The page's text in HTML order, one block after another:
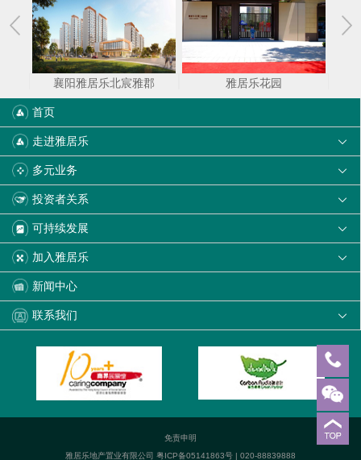
襄阳雅居乐北宸雅郡 雅居乐花园
首页
走进雅居乐 
多元业务 
投资者关系 
可持续发展 
加入雅居乐 
新闻中心
联系我们 
免责申明
雅居乐地产置业有限公司 粤ICP备05141863号 | 020-88839888